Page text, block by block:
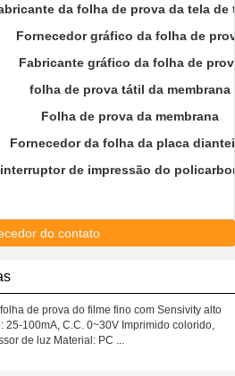
da folha de prova da tela de
Fornecedor gráfico da folha de
Fabricante gráfico da folha de
folha de prova tátil da membrana
Folha de prova da membrana
Fornecedor da folha da placa
interruptor de impressão do
do contato
de prova do filme fino com Sensivity alto
25-100mA, C.C. 0~30V Imprimido colorido,
de luz Material: PC ...